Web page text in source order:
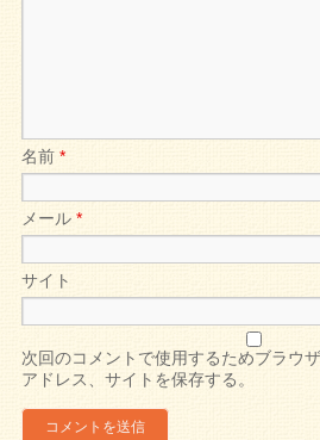
名前*
メール*
サイト
次回のコメントで使用するためブラウ
アドレス、サイトを保存する。